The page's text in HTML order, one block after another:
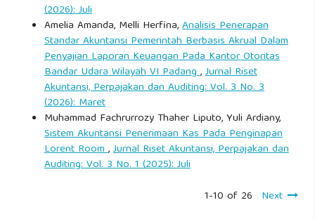
(2026): Juli
Amelia Amanda, Melli Herfina,Analisis Penerapan
Standar Akuntansi Pemerintah Berbasis Akrual Dalam
Penyajian Laporan Keuangan Pada Kantor Otoritas
Bandar Udara Wilayah VI Padang,Jurnal Riset
Akuntansi, Perpajakan dan Auditing: Vol. 3 No. 3
(2026): Maret
Muhammad Fachrurrozy Thaher Liputo, Yuli Ardiany,
Sistem Akuntansi Penerimaan Kas Pada Penginapan
Lorent Room,Jurnal Riset Akuntansi, Perpajakan dan
Auditing: Vol. 3 No. 1 (2025): Juli
1-10 of 26 Next